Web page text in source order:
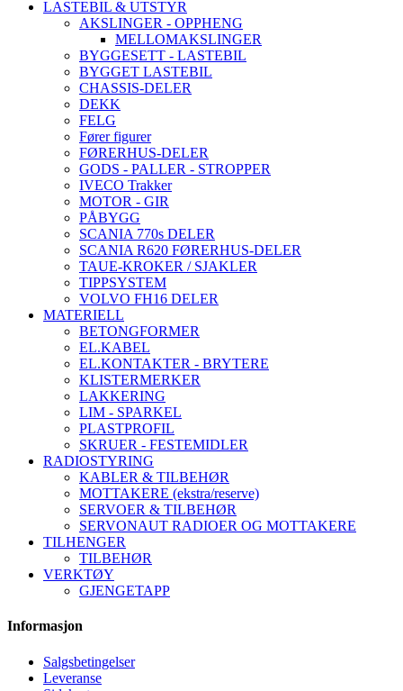
LASTEBIL & UTSTYR
AKSLINGER - OPPHENG
MELLOMAKSLINGER
BYGGESETT - LASTEBIL
BYGGET LASTEBIL
CHASSIS-DELER
DEKK
FELG
Fører figurer
FØRERHUS-DELER
GODS - PALLER - STROPPER
IVECO Trakker
MOTOR - GIR
PÅBYGG
SCANIA 770s DELER
SCANIA R620 FØRERHUS-DELER
TAUE-KROKER / SJAKLER
TIPPSYSTEM
VOLVO FH16 DELER
MATERIELL
BETONGFORMER
EL.KABEL
EL.KONTAKTER - BRYTERE
KLISTERMERKER
LAKKERING
LIM - SPARKEL
PLASTPROFIL
SKRUER - FESTEMIDLER
RADIOSTYRING
KABLER & TILBEHØR
MOTTAKERE (ekstra/reserve)
SERVOER & TILBEHØR
SERVONAUT RADIOER OG MOTTAKERE
TILHENGER
TILBEHØR
VERKTØY
GJENGETAPP
Informasjon
Salgsbetingelser
Leveranse